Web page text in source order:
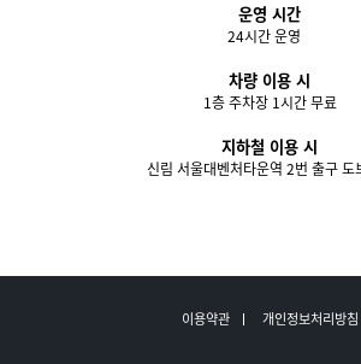
운영 시간
24시간 운영
차량 이용 시
1층 주차장 1시간 무료
지하철 이용 시
신림 서울대벤처타운역 2번 출구 도
이용약관 개인정보처리방침